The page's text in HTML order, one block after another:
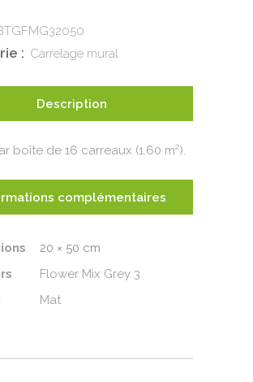
: Carrelage mural
Description
boîte de 16 carreaux (1.60 m²).
complémentaires
20 × 50 cm
Flower Mix Grey 3
Mat